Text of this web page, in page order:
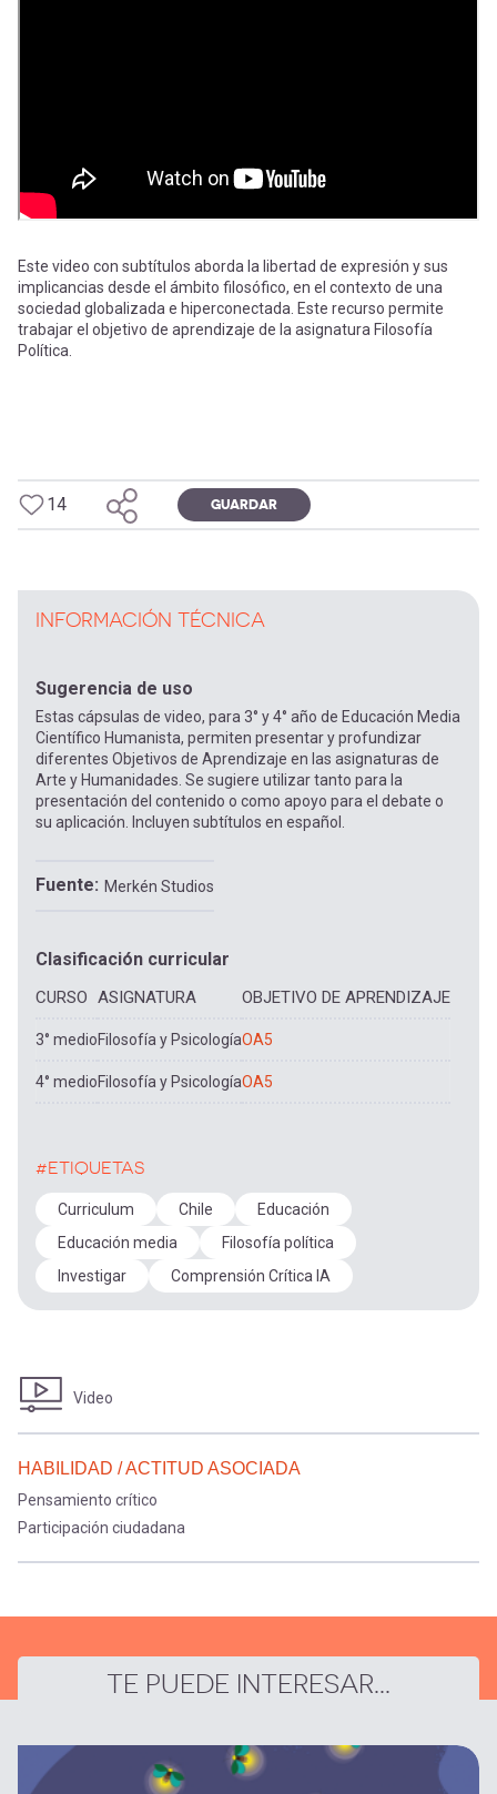
entrar
a
mi
Este video con subtítulos aborda la libertad de expresión y sus
implicancias desde el ámbito filosófico, en el contexto de una
sociedad globalizada e hiperconectada. Este recurso permite
trabajar el objetivo de aprendizaje de la asignatura Filosofía
Política.
14 GUARDAR
INFORMACIÓN TÉCNICA
Sugerencia de uso
Estas cápsulas de video, para 3° y 4° año de Educación Media
Científico Humanista, permiten presentar y profundizar
diferentes Objetivos de Aprendizaje en las asignaturas de
Arte y Humanidades. Se sugiere utilizar tanto para la
presentación del contenido o como apoyo para el debate o
su aplicación. Incluyen subtítulos en español.
Fuente Merkén Studios
Clasificación curricular
CURSO ASIGNATURA OBJETIVO DE APRENDIZAJE
3° medioFilosofía y PsicologíaOA5
4° medioFilosofía y PsicologíaOA5
#ETIQUETAS
Curriculum Chile
Educación
Educación media
Filosofía política
Investigar
Comprensión Crítica IA
Video
HABILIDAD / ACTITUD ASOCIADA
Pensamiento crítico
Participación ciudadana
TE PUEDE INTERESAR...